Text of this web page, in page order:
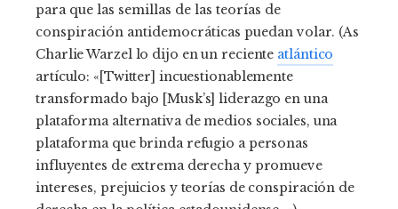
para que las semillas de las teorías de
conspiración antidemocráticas puedan volar. (As
Charlie Warzel lo dijo en un reciente atlántico
artículo: «[Twitter] incuestionablemente
transformado bajo [Musk’s] liderazgo en una
plataforma alternativa de medios sociales, una
plataforma que brinda refugio a personas
influyentes de extrema derecha y promueve
intereses, prejuicios y teorías de conspiración de